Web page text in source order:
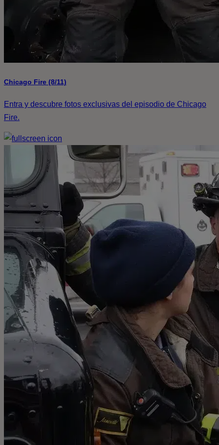
Chicago Fire (8/11)
Entra y descubre fotos exclusivas del episodio de Chicago
Fire.